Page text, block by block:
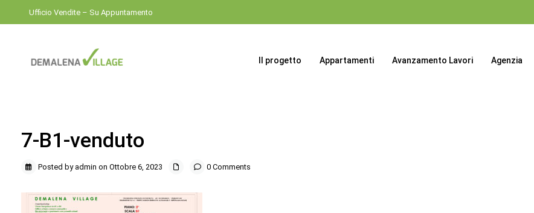
Ufficio Vendite – Su Appuntamento
Il progetto Appartamenti Avanzamento Lavori Agenzia
7-B1-venduto
Posted by admin on Ottobre 6, 2023 0 Comments